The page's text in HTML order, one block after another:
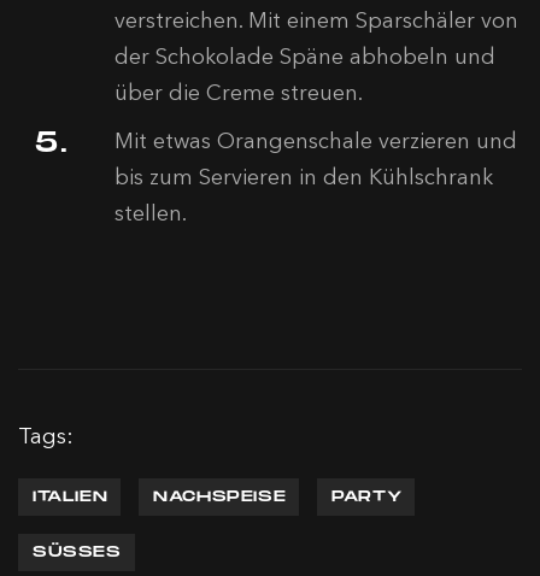
verstreichen. Mit einem Sparschäler von
der Schokolade Späne abhobeln und
über die Creme streuen.
Mit etwas Orangenschale verzieren und
bis zum Servieren in den Kühlschrank
stellen.
Tags:
ITALIEN NACHSPEISE PARTY
SÜSSES